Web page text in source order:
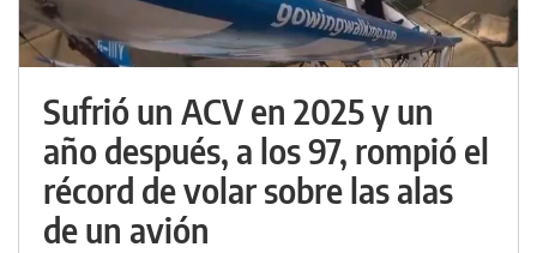
Sufrió un ACV en 2025 y un
año después, a los 97, rompió el
récord de volar sobre las alas
de un avión